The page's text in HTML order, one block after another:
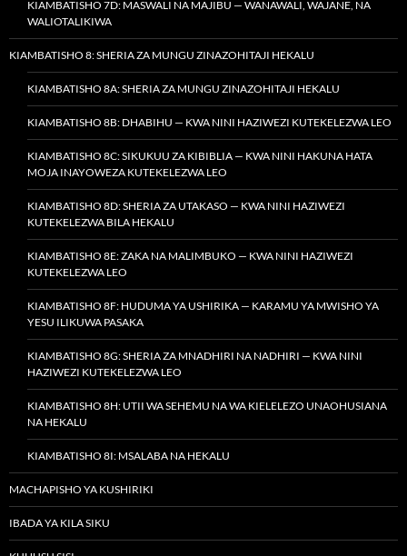
KIAMBATISHO 7D: MASWALI NA MAJIBU — WANAWALI, WAJANE, NA
WALIOTALIKIWA
KIAMBATISHO 8: SHERIA ZA MUNGU ZINAZOHITAJI HEKALU
KIAMBATISHO 8A: SHERIA ZA MUNGU ZINAZOHITAJI HEKALU
KIAMBATISHO 8B: DHABIHU — KWA NINI HAZIWEZI KUTEKELEZWA LEO
KIAMBATISHO 8C: SIKUKUU ZA KIBIBLIA — KWA NINI HAKUNA HATA
MOJA INAYOWEZA KUTEKELEZWA LEO
KIAMBATISHO 8D: SHERIA ZA UTAKASO — KWA NINI HAZIWEZI
KUTEKELEZWA BILA HEKALU
KIAMBATISHO 8E: ZAKA NA MALIMBUKO — KWA NINI HAZIWEZI
KUTEKELEZWA LEO
KIAMBATISHO 8F: HUDUMA YA USHIRIKA — KARAMU YA MWISHO YA
YESU ILIKUWA PASAKA
KIAMBATISHO 8G: SHERIA ZA MNADHIRI NA NADHIRI — KWA NINI
HAZIWEZI KUTEKELEZWA LEO
KIAMBATISHO 8H: UTII WA SEHEMU NA WA KIELELEZO UNAOHUSIANA
NA HEKALU
KIAMBATISHO 8I: MSALABA NA HEKALU
MACHAPISHO YA KUSHIRIKI
IBADA YA KILA SIKU